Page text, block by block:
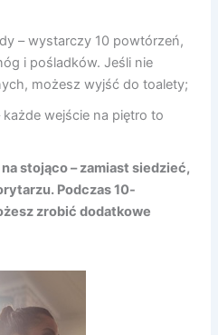
– wystarczy 10 powtórzeń,
i pośladków. Jeśli nie
możesz wyjść do toalety;
wejście na piętro to
stojąco – zamiast siedzieć,
Podczas 10-
zrobić dodatkowe